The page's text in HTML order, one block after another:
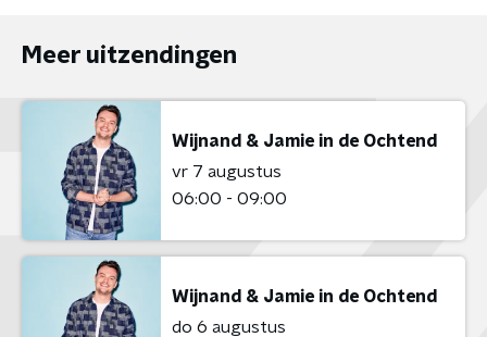
Meer uitzendingen
Wijnand & Jamie in de Ochtend
vr 7 augustus
06:00 - 09:00
Wijnand & Jamie in de Ochtend
do 6 augustus